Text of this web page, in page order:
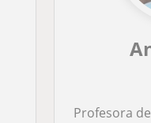
Profesora de inglés y español como lengua extranjera con una sólida formación académica